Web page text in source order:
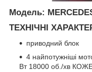
Модель:
ТЕХНІЧНІ
приводний блок
4 найпотужніші
Вт 18000 об./хв